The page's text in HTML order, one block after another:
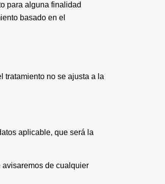
para alguna finalidad
basado en el
tratamiento no se ajusta a la
aplicable, que será la
de cualquier